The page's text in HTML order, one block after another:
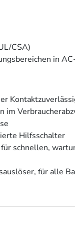
CSA)
in
im
Hilfsschalter
schnellen,
für alle